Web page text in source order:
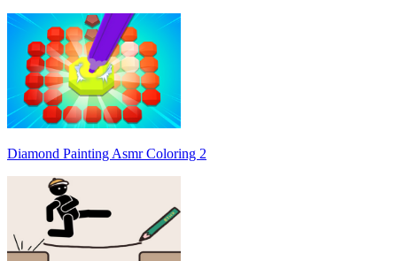
Diamond Painting Asmr Coloring 2